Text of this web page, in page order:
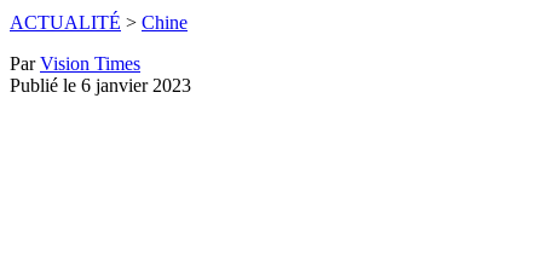
ACTUALITÉ > Chine
ParVision Times
Publié le 6 janvier 2023